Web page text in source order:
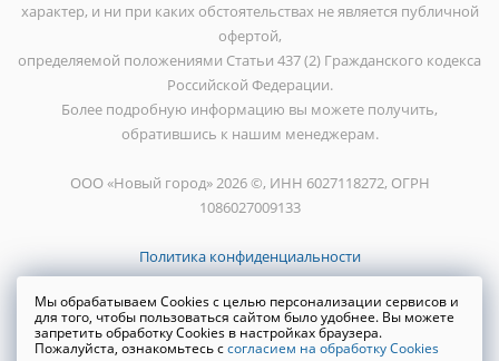
характер, и ни при каких обстоятельствах не является публичной
офертой,
определяемой положениями Статьи 437 (2) Гражданского кодекса
Российской Федерации.
Более подробную информацию вы можете получить,
обратившись к нашим менеджерам.
ООО «Новый город» 2026 ©, ИНН 6027118272, ОГРН
1086027009133
Политика конфиденциальности
Создание сайта WRP
Мы обрабатываем Cookies с целью персонализации сервисов и
для того, чтобы пользоваться сайтом было удобнее. Вы можете
запретить обработку Cookies в настройках браузера.
Пожалуйста, ознакомьтесь ссогласием на обработку Cookies